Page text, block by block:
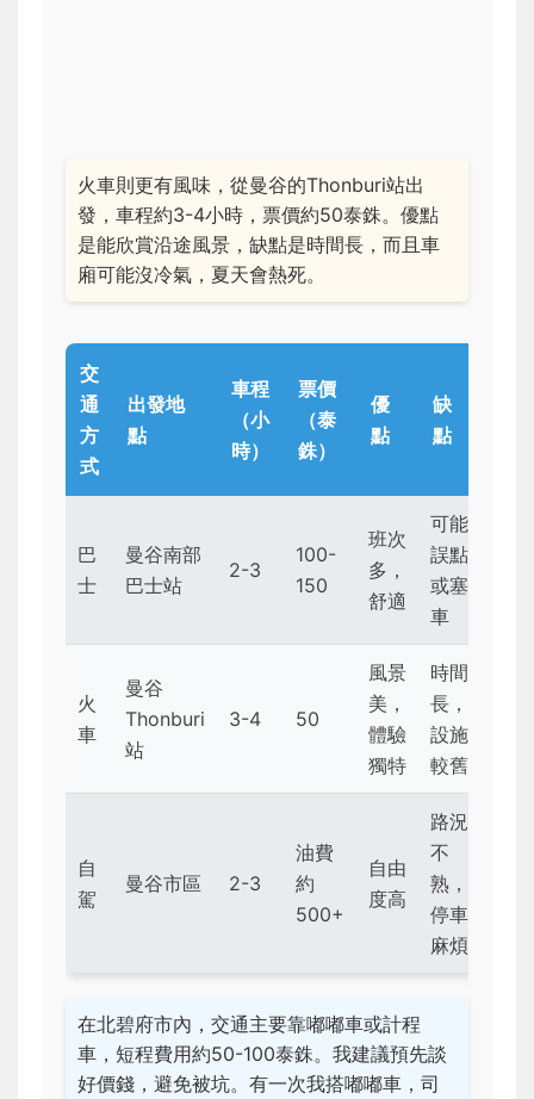
火車則更有風味，從曼谷的Thonburi站出
發，車程約3-4小時，票價約50泰銖。優點
是能欣賞沿途風景，缺點是時間長，而且車
廂可能沒冷氣，夏天會熱死。
交
通
方
式
出發地
點
車程
（小
時）
票價
（泰
銖）
優
點
缺
點
巴
士
曼谷南部
巴士站
2-3
100-
150
班次
多，
舒適
可能
誤點
或塞
車
火
車
曼谷
Thonburi
站
3-4 50
風景
美，
體驗
獨特
時間
長，
設施
較舊
自
駕
曼谷市區 2-3
油費
約
500+
自由
度高
路況
不
熟，
停車
麻煩
在北碧府市內，交通主要靠嘟嘟車或計程
車，短程費用約50-100泰銖。我建議預先談
好價錢，避免被坑。有一次我搭嘟嘟車，司